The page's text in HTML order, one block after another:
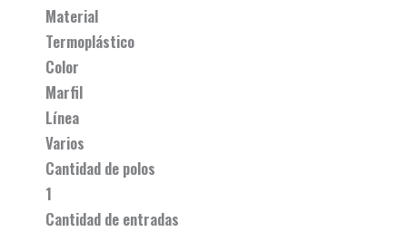
Material
Termoplástico
Color
Marfil
Línea
Varios
Cantidad de polos
1
Cantidad de entradas